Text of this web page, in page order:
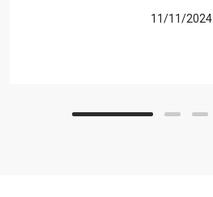
11/11/2024